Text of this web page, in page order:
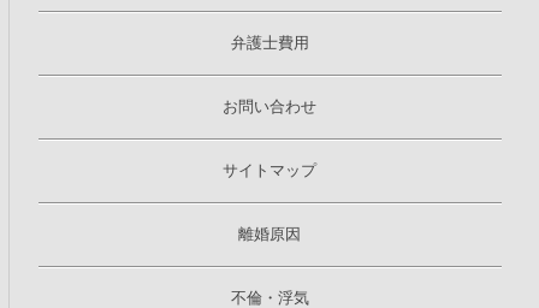
弁護士費用
お問い合わせ
サイトマップ
離婚原因
不倫・浮気